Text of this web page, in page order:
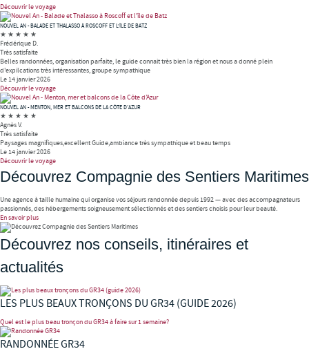
Découvrir le voyage
NOUVEL AN - BALADE ET THALASSO À ROSCOFF ET L'ÎLE DE BATZ
★ ★ ★ ★ ★
Frédérique D.
Très satisfaite
Belles randonnées, organisation parfaite, le guide connait très bien la région et nous a donné plein
d'expilcations très intéressantes, groupe sympathique
Le 14 janvier 2026
Découvrir le voyage
NOUVEL AN - MENTON, MER ET BALCONS DE LA CÔTE D’AZUR
★ ★ ★ ★ ★
Agnès V.
Très satisfaite
Paysages magnifiques,excellent Guide,ambiance très sympathique et beau temps
Le 14 janvier 2026
Découvrir le voyage
Découvrez Compagnie des Sentiers Maritimes
Une agence à taille humaine qui organise vos séjours randonnée depuis 1992 — avec des accompagnateurs
passionnés, des hébergements soigneusement sélectionnés et des sentiers choisis pour leur beauté.
En savoir plus
Découvrez nos conseils, itinéraires et
actualités
LES PLUS BEAUX TRONÇONS DU GR34 (GUIDE 2026)
Quel est le plus beau tronçon du GR34 à faire sur 1 semaine?
RANDONNÉE GR34